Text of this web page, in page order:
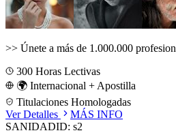
>> Únete a más de 1.000.000
300 Horas Lectivas
🌍 Internacional + Apostilla
Titulaciones Homologadas
Ver Detalles
MÁS INFO
SANIDADID: s2